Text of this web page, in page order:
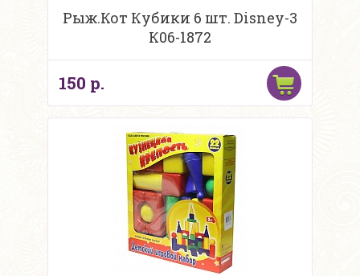
Рыж.Кот Кубики 6 шт. Disney-3
К06-1872
150 р.